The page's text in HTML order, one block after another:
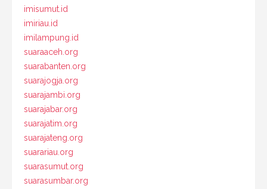
imisumut.id
imiriau.id
imilampung.id
suaraaceh.org
suarabanten.org
suarajogja.org
suarajambi.org
suarajabar.org
suarajatim.org
suarajateng.org
suarariau.org
suarasumut.org
suarasumbar.org